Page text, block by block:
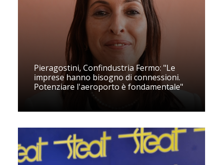
Pieragostini, Confindustria Fermo: "Le
imprese hanno bisogno di connessioni.
Potenziare l'aeroporto è fondamentale"